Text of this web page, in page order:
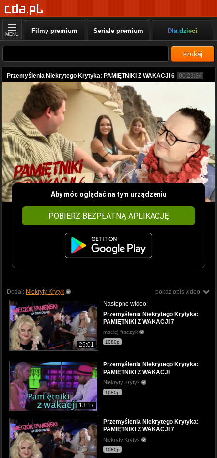
MENU Filmy premium Seriale premium Dla dzieci
szukaj
Przemyślenia Niekrytego Krytyka: PAMIĘTNIKI Z WAKACJI 6 00:23:34
Aby móc oglądać na tym urządzeniu
POBIERZ BEZPŁATNĄ APLIKACJĘ
pokaż opis video
Dodał: Niekryty Krytyk
25:01
Następne wideo:
Przemyślenia Niekrytego Krytyka:
PAMIĘTNIKI Z WAKACJI 7
maciej-fraczyk
1080p
13:17
Przemyślenia Niekrytego Krytyka:
PAMIĘTNIKI Z WAKACJI
Niekryty Krytyk
1080p
Przemyślenia Niekrytego Krytyka:
PAMIĘTNIKI Z WAKACJI 7
Niekryty Krytyk
1080p